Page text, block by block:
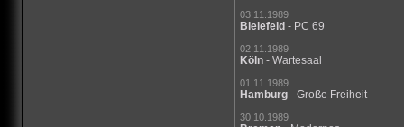
03.11.1989
Bielefeld - PC 69
02.11.1989
Köln - Wartesaal
01.11.1989
Hamburg - Große Freiheit
30.10.1989